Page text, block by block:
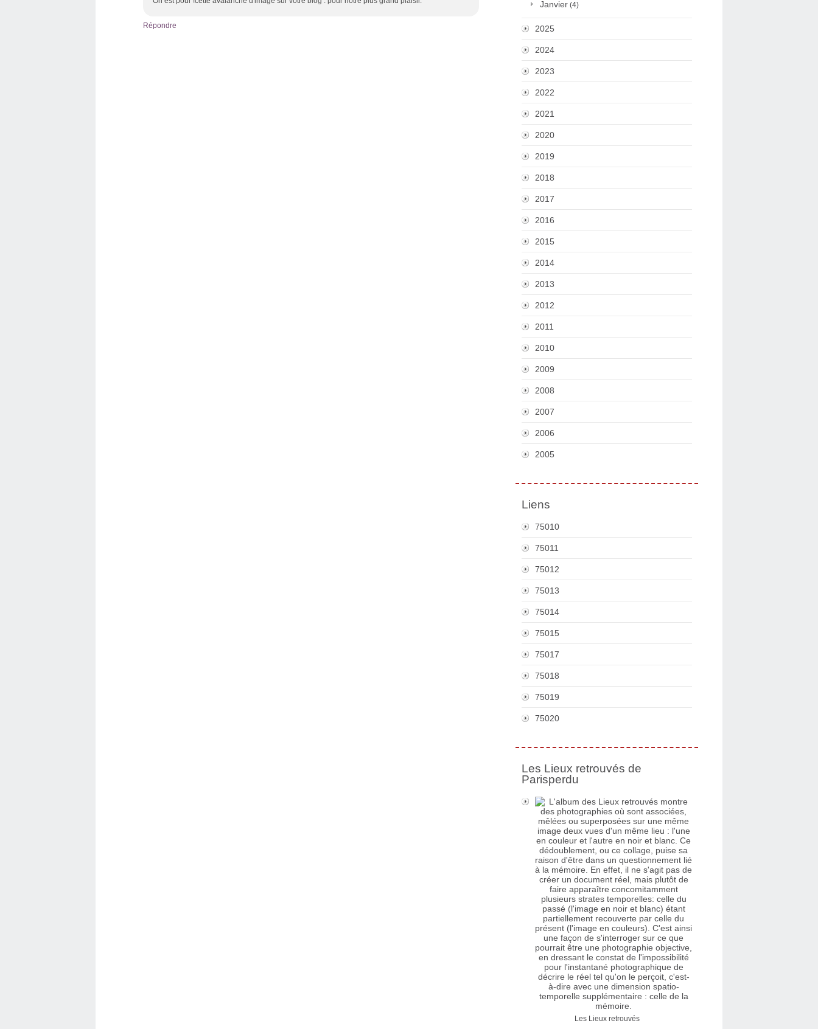
Répondre
Janvier (4)
2025
2024
2023
2022
2021
2020
2019
2018
2017
2016
2015
2014
2013
2012
2011
2010
2009
2008
2007
2006
2005
Liens
75010
75011
75012
75013
75014
75015
75017
75018
75019
75020
Les Lieux retrouvés de
Parisperdu
Les Lieux retrouvés